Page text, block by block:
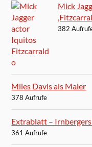
Mick
382
Miles Davis als Maler
378 Aufrufe
Extrablatt –
361 Aufrufe